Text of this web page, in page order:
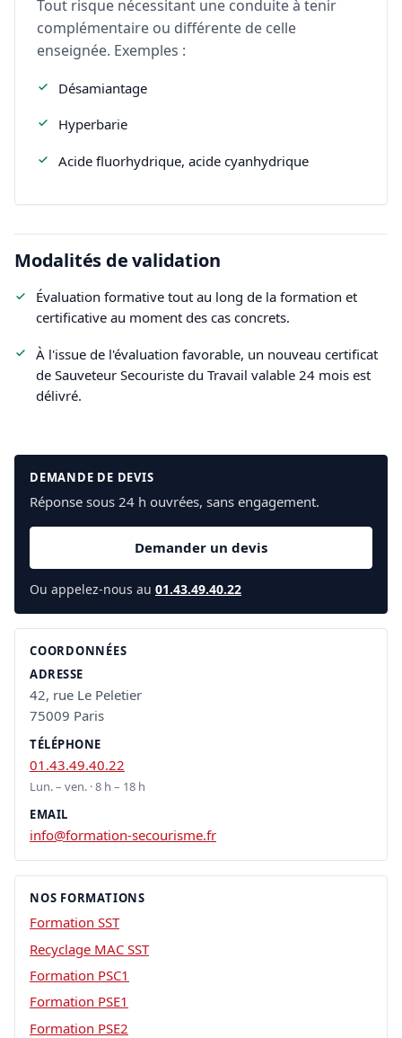
Tout risque nécessitant une conduite à tenir
complémentaire ou différente de celle
enseignée. Exemples :
Désamiantage
Hyperbarie
Acide fluorhydrique, acide cyanhydrique
Modalités de validation
Évaluation formative tout au long de la formation et
certificative au moment des cas concrets.
À l'issue de l'évaluation favorable, un nouveau certificat
de Sauveteur Secouriste du Travail valable 24 mois est
délivré.
DEMANDE DE DEVIS
Réponse sous 24 h ouvrées, sans engagement.
Demander un devis
Ou appelez-nous au 01.43.49.40.22
COORDONNÉES
ADRESSE
42, rue Le Peletier
75009 Paris
TÉLÉPHONE
01.43.49.40.22
Lun. – ven. · 8 h – 18 h
EMAIL
info@formation-secourisme.fr
NOS FORMATIONS
Formation SST
Recyclage MAC SST
Formation PSC1
Formation PSE1
Formation PSE2